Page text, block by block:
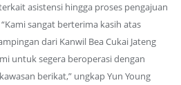
asistensi hingga proses pengajuan
sangat berterima kasih atas
dari Kanwil Bea Cukai Jateng
untuk segera beroperasi dengan
berikat,” ungkap Yun Young